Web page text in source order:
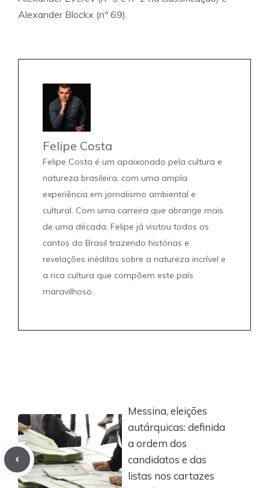
Alexander Blockx (nº 69).
Felipe Costa
Felipe Costa é um apaixonado pela cultura e
natureza brasileira, com uma ampla
experiência em jornalismo ambiental e
cultural. Com uma carreira que abrange mais
de uma década, Felipe já visitou todos os
cantos do Brasil trazendo histórias e
revelações inéditas sobre a natureza incrível e
a rica cultura que compõem este país
maravilhoso.
Messina, eleições
autárquicas: definida
a ordem dos
candidatos e das
listas nos cartazes